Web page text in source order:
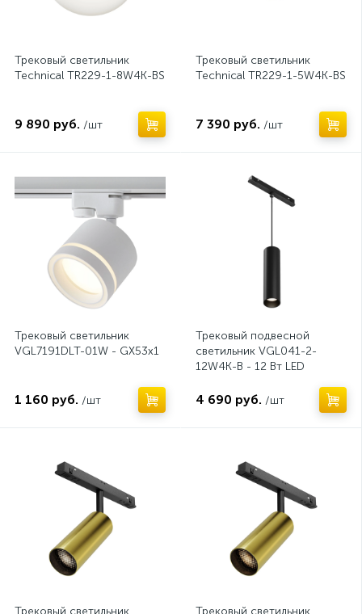
Трековый светильник
Technical TR229-1-8W4K-BS
9 890 руб. /шт
Трековый светильник
Technical TR229-1-5W4K-BS
7 390 руб. /шт
Трековый светильник
VGL7191DLT-01W - GX53x1
1 160 руб. /шт
Трековый подвесной
светильник VGL041-2-
12W4K-B - 12 Вт LED
4 690 руб. /шт
Трековый светильник Трековый светильник